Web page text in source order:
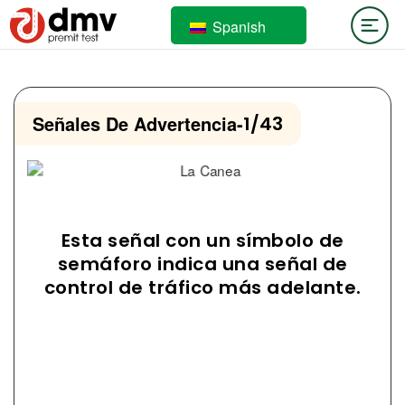
Spanish
Señales De Advertencia-1/43
Esta señal con un símbolo de
semáforo indica una señal de
control de tráfico más adelante.